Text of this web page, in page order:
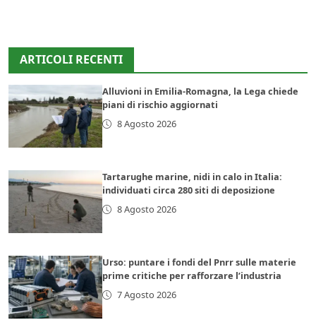
ARTICOLI RECENTI
Alluvioni in Emilia-Romagna, la Lega chiede
piani di rischio aggiornati
8 Agosto 2026
Tartarughe marine, nidi in calo in Italia:
individuati circa 280 siti di deposizione
8 Agosto 2026
Urso: puntare i fondi del Pnrr sulle materie
prime critiche per rafforzare l’industria
7 Agosto 2026